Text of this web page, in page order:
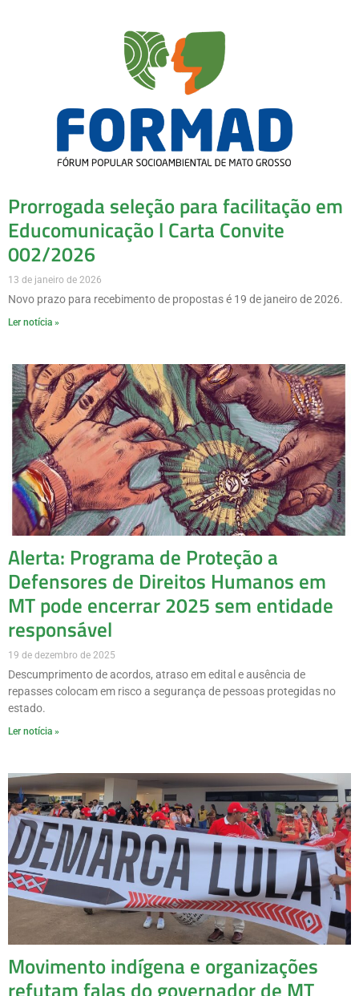
Prorrogada seleção para facilitação em
Educomunicação l Carta Convite
002/2026
13 de janeiro de 2026
Novo prazo para recebimento de propostas é 19 de janeiro de 2026.
Ler notícia »
Alerta: Programa de Proteção a
Defensores de Direitos Humanos em
MT pode encerrar 2025 sem entidade
responsável
19 de dezembro de 2025
Descumprimento de acordos, atraso em edital e ausência de
repasses colocam em risco a segurança de pessoas protegidas no
estado.
Ler notícia »
Movimento indígena e organizações